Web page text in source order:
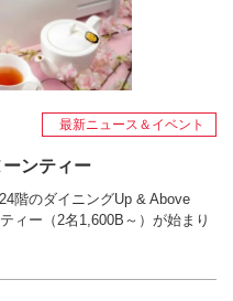
最新ニュース＆イベント
ンティー
階のダイニングUp & Above
ィー（2名1,600B～）が始まり